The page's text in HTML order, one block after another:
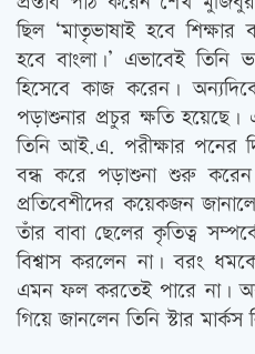
ছিল ‘মাতৃভাষাই হবে
হবে বাংলা।’ এভাবেই তিনি
হিসেবে কাজ করেন।
পড়াশুনার প্রচুর ক্ষতি
তিনি আই.এ. পরীক্ষার পনের
বন্ধ করে পড়াশুনা শুরু
প্রতিবেশীদের কয়েকজন
তাঁর বাবা ছেলের কৃতিত্ব
বিশ্বাস করলেন না। বরং
এমন ফল করতেই পারে না।
গিয়ে জানলেন তিনি স্টার